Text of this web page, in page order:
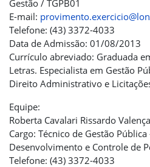
Gestão / TGPB01
E-mail:
Telefone: (43) 3372-4033
Data de Admissão: 01/08/2013
Currículo abreviado: Graduada
Letras. Especialista em Gestão
Direito Administrativo e
Equipe:
Roberta Cavalari Rissardo Valença
Cargo: Técnico de Gestão
Desenvolvimento e Controle de
Telefone: (43) 3372-4033